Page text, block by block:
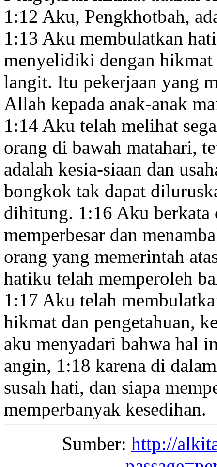
1:12 Aku, Pengkhotbah,
1:13 Aku membulatkan
menyelidiki dengan
langit. Itu pekerjaan yang
Allah kepada anak-anak
1:14 Aku telah melihat
orang di bawah matahari,
adalah kesia-siaan dan
bongkok tak dapat
dihitung. 1:16 Aku berkata
memperbesar dan
orang yang memerintah
hatiku telah memperoleh
1:17 Aku telah
hikmat dan pengetahuan,
aku menyadari bahwa hal
angin, 1:18 karena di
susah hati, dan siapa
memperbanyak kesedihan.
Sumber: http://